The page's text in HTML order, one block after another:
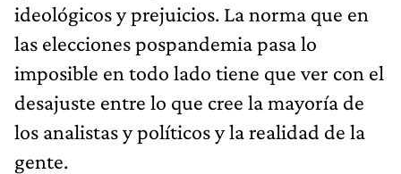
ideológicos y prejuicios. La norma que en
las elecciones pospandemia pasa lo
imposible en todo lado tiene que ver con el
desajuste entre lo que cree la mayoría de
los analistas y políticos y la realidad de la
gente.